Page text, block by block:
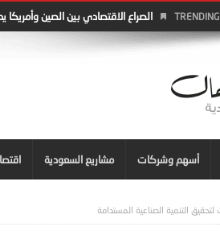
TRENDING الصراع الاقتصادي بين الصين
أسهم وشركات مشاريع السعودية